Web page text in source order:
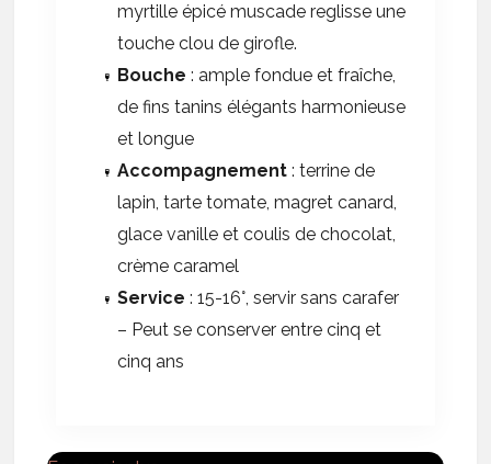
myrtille épicé muscade reglisse une
touche clou de girofle.
Bouche : ample fondue et fraîche,
de fins tanins élégants harmonieuse
et longue
Accompagnement : terrine de
lapin, tarte tomate, magret canard,
glace vanille et coulis de chocolat,
crème caramel
Service : 15-16°, servir sans carafer
– Peut se conserver entre cinq et
cinq ans